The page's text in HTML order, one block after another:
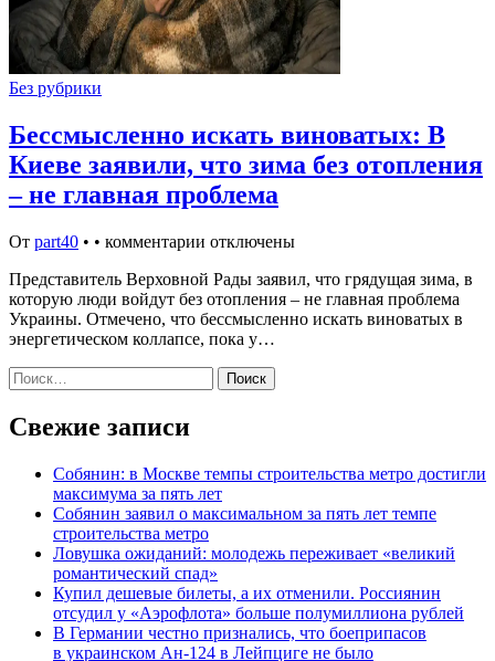
Без рубрики
Бессмысленно искать виноватых: В
Киеве заявили, что зима без отопления
– не главная проблема
От part40 • • комментарии отключены
Представитель Верховной Рады заявил, что грядущая зима, в
которую люди войдут без отопления – не главная проблема
Украины. Отмечено, что бессмысленно искать виноватых в
энергетическом коллапсе, пока у…
Найти:
Свежие записи
Собянин: в Москве темпы строительства метро достигли
максимума за пять лет
Собянин заявил о максимальном за пять лет темпе
строительства метро
Ловушка ожиданий: молодежь переживает «великий
романтический спад»
Купил дешевые билеты, а их отменили. Россиянин
отсудил у «Аэрофлота» больше полумиллиона рублей
В Германии честно признались, что боеприпасов
в украинском Ан-124 в Лейпциге не было